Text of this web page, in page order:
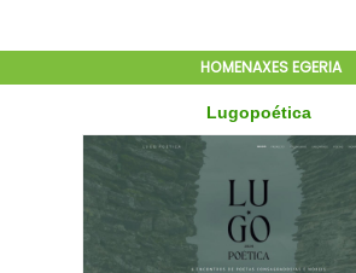
HOMENAXES EGERIA